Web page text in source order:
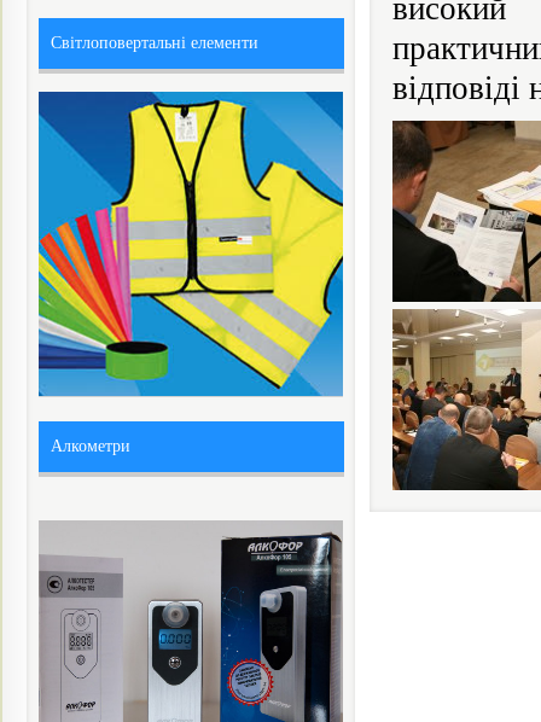
високий
відповіді
Світлоповертальні елементи
Алкометри